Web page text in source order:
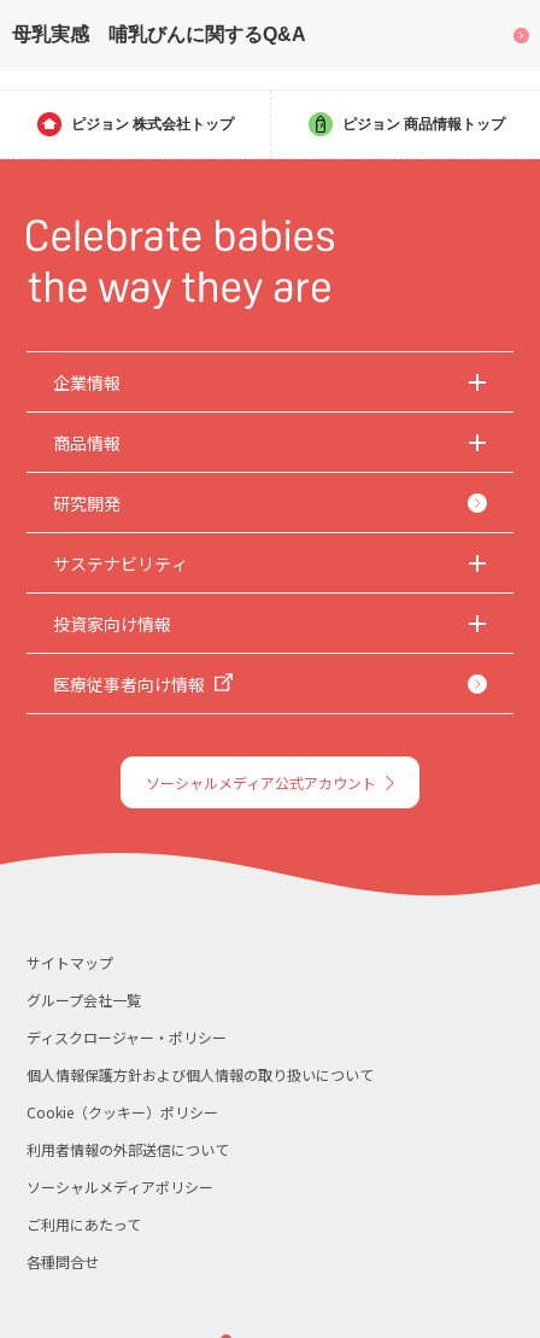
母乳実感 哺乳びんに関するQ&A
ピジョン 株式会社トップ ピジョン 商品情報トップ
企業情報
商品情報
研究開発
サステナビリティ
投資家向け情報
医療従事者向け情報
ソーシャルメディア公式アカウント
サイトマップ
グループ会社一覧
ディスクロージャー・ポリシー
個人情報保護方針および個人情報の取り扱いについて
Cookie（クッキー）ポリシー
利用者情報の外部送信について
ソーシャルメディアポリシー
ご利用にあたって
各種問合せ